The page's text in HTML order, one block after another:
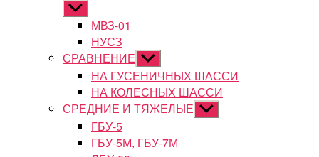
Показывать
подменюМВЗ-01
НУСЗ
СРАВНЕНИЕ Показывать
подменю
НА ГУСЕНИЧНЫХ ШАССИ
НА КОЛЕСНЫХ ШАССИ
СРЕДНИЕ И ТЯЖЕЛЫЕ Показывать
подменю
ГБУ-5
ГБУ-5М, ГБУ-7М